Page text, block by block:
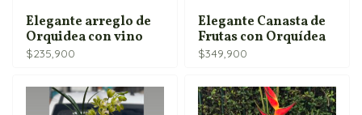
Elegante arreglo de
Orquidea con vino
$235,900
Elegante Canasta de
Frutas con Orquídea
$349,900